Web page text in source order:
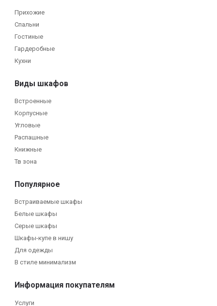
Прихожие
Спальни
Гостиные
Гардеробные
Кухни
Виды шкафов
Встроенные
Корпусные
Угловые
Распашные
Книжные
Тв зона
Популярное
Встраиваемые шкафы
Белые шкафы
Серые шкафы
Шкафы-купе в нишу
Для одежды
В стиле минимализм
Информация покупателям
Услуги